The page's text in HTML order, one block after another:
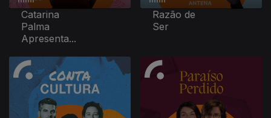
Catarina
Palma
Apresenta...
Razão de
Ser